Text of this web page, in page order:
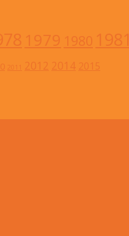
1979 1980 1981
2011 2012 2014 2015